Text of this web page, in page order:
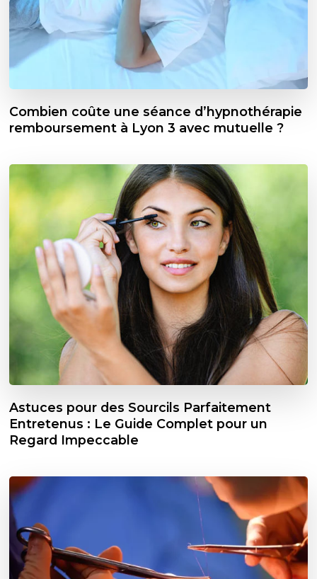
Combien coûte une séance d’hypnothérapie
remboursement à Lyon 3 avec mutuelle ?
Astuces pour des Sourcils Parfaitement
Entretenus : Le Guide Complet pour un
Regard Impeccable